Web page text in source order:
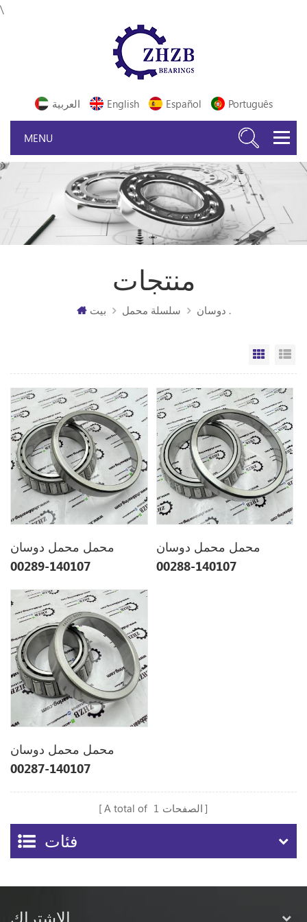
\
العربية English Español Português
منتجات
بيت سلسلة محمل دوسان .
محمل محمل دوسان
140107-00289
محمل محمل دوسان
140107-00288
محمل محمل دوسان
140107-00287
A total of 1 الصفحات
فئات
الإشتراك